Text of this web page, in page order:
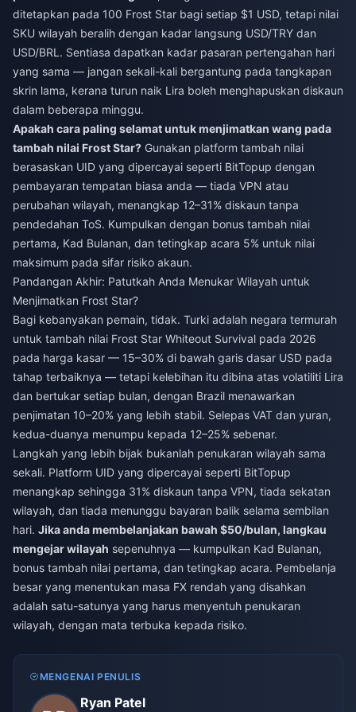
ditetapkan pada 100 Frost Star bagi setiap $1 USD, tetapi nilai
SKU wilayah beralih dengan kadar langsung USD/TRY dan
USD/BRL. Sentiasa dapatkan kadar pasaran pertengahan hari
yang sama — jangan sekali-kali bergantung pada tangkapan
skrin lama, kerana turun naik Lira boleh menghapuskan diskaun
dalam beberapa minggu.
Apakah cara paling selamat untuk menjimatkan wang pada
tambah nilai Frost Star? Gunakan platform tambah nilai
berasaskan UID yang dipercayai seperti BitTopup dengan
pembayaran tempatan biasa anda — tiada VPN atau
perubahan wilayah, menangkap 12–31% diskaun tanpa
pendedahan ToS. Kumpulkan dengan bonus tambah nilai
pertama, Kad Bulanan, dan tetingkap acara 5% untuk nilai
maksimum pada sifar risiko akaun.
Pandangan Akhir: Patutkah Anda Menukar Wilayah untuk
Menjimatkan Frost Star?
Bagi kebanyakan pemain, tidak. Turki adalah negara termurah
untuk tambah nilai Frost Star Whiteout Survival pada 2026
pada harga kasar — 15–30% di bawah garis dasar USD pada
tahap terbaiknya — tetapi kelebihan itu dibina atas volatiliti Lira
dan bertukar setiap bulan, dengan Brazil menawarkan
penjimatan 10–20% yang lebih stabil. Selepas VAT dan yuran,
kedua-duanya menumpu kepada 12–25% sebenar.
Langkah yang lebih bijak bukanlah penukaran wilayah sama
sekali. Platform UID yang dipercayai seperti BitTopup
menangkap sehingga 31% diskaun tanpa VPN, tiada sekatan
wilayah, dan tiada menunggu bayaran balik selama sembilan
hari. Jika anda membelanjakan bawah $50/bulan, langkau
mengejar wilayah sepenuhnya — kumpulkan Kad Bulanan,
bonus tambah nilai pertama, dan tetingkap acara. Pembelanja
besar yang menentukan masa FX rendah yang disahkan
adalah satu-satunya yang harus menyentuh penukaran
wilayah, dengan mata terbuka kepada risiko.
MENGENAI PENULIS
Ryan Patel